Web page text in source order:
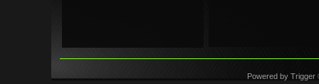
Powered by Trigger